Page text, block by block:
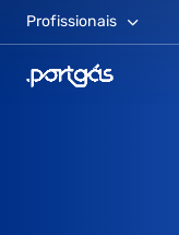
Profissionais